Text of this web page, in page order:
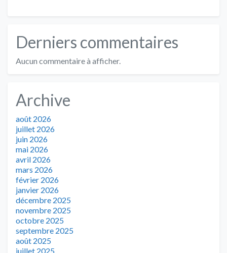
Derniers commentaires
Aucun commentaire à afficher.
Archive
août 2026
juillet 2026
juin 2026
mai 2026
avril 2026
mars 2026
février 2026
janvier 2026
décembre 2025
novembre 2025
octobre 2025
septembre 2025
août 2025
juillet 2025